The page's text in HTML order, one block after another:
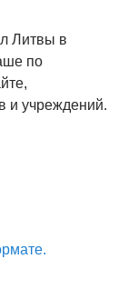
Литвы в
по
и учреждений.